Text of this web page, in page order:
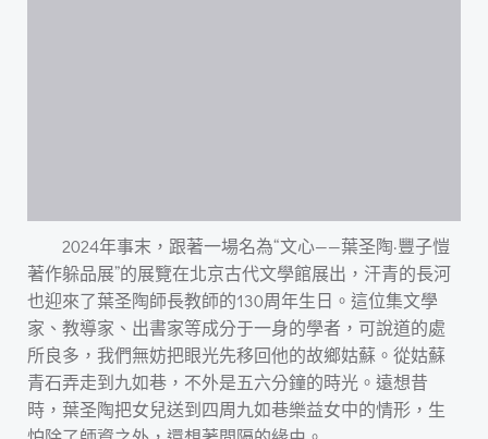
2024年事末，跟著一場名為“文心——葉圣陶·豐子愷
著作躲品展”的展覽在北京古代文學館展出，汗青的長河
也迎來了葉圣陶師長教師的130周年生日。這位集文學
家、教導家、出書家等成分于一身的學者，可說道的處
所良多，我們無妨把眼光先移回他的故鄉姑蘇。從姑蘇
青石弄走到九如巷，不外是五六分鐘的時光。遠想昔
時，葉圣陶把女兒送到四周九如巷樂益女中的情形，生